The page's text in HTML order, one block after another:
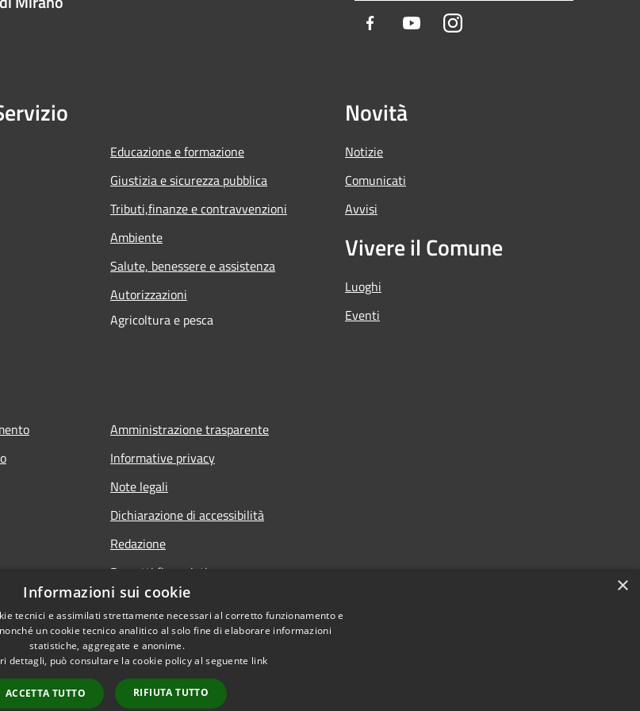
Facebook YoutubeInstagram
Educazione e formazione
Giustizia e sicurezza pubblica
Tributi,finanze e contravvenzioni
Ambiente
Salute, benessere e assistenza
Autorizzazioni
Agricoltura e pesca
Novità
Notizie
Comunicati
Avvisi
Vivere il Comune
Luoghi
Eventi
Amministrazione trasparente
Informative privacy
Note legali
Dichiarazione di accessibilità
Redazione
Progetti finanziati
Dichiarazione di accessibilità
×
Informazioni sui cookie
tecnici e assimilati strettamente necessari al corretto funzionamento e
un cookie tecnico analitico al solo fine di elaborare informazioni
statistiche, aggregate e anonime.
dettagli, può consultare la cookie policy al seguente link
ACCETTA TUTTO RIFIUTA TUTTO